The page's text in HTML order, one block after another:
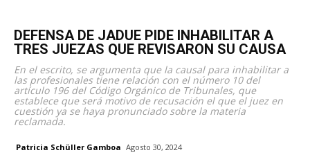
DEFENSA DE JADUE PIDE INHABILITAR A
TRES JUEZAS QUE REVISARON SU CAUSA
En el escrito, se argumenta que la causal para inhabilitar a
las profesionales tiene relación con el número 10 del
artículo 196 del Código Orgánico de Tribunales, que
establece que será motivo de recusación el que el juez en
cuestión ya se haya pronunciado sobre la materia
reclamada.
Patricia Schüller Gamboa Agosto 30, 2024